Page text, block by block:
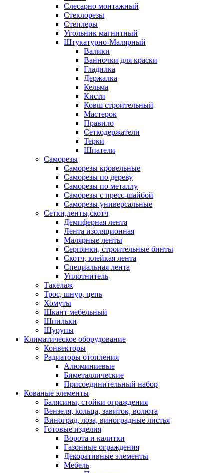
Слесарно монтажный
Стеклорезы
Степлеры
Угольник магнитный
Штукатурно-Малярный
Валики
Ванночки для краски
Гладилка
Держалка
Кельма
Кисти
Ковш строительный
Мастерок
Правило
Сеткодержатели
Терки
Шпатели
Саморезы
Саморезы кровельные
Саморезы по дереву
Саморезы по металлу
Саморезы с пресс-шайбой
Саморезы универсальные
Сетки,ленты,скотч
Демпферная лента
Лента изоляционная
Малярные ленты
Серпянки, строительные бинты
Скотч, клейкая лента
Специальная лента
Уплотнитель
Такелаж
Трос, шнур, цепь
Хомуты
Шкант мебельный
Шпильки
Шурупы
Климатическое оборудование
Конвекторы
Радиаторы отопления
Алюминиевые
Биметаллические
Присоединительный набор
Кованые элементы
Балясины, стойки ограждения
Вензеля, кольца, завиток, волюта
Виноград, лоза, виноградные листья
Готовые изделия
Ворота и калитки
Газонные ограждения
Декоративные элементы
Мебель